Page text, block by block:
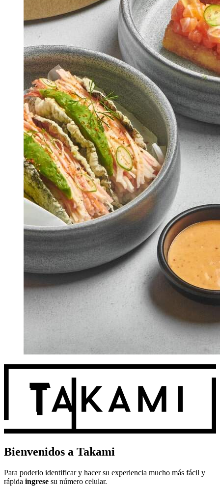
Bienvenidos a Takami
Para poderlo identificar y hacer su experiencia mucho más fácil y
rápida ingrese su número celular.